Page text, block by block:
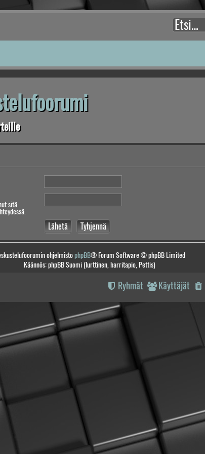
sitä
ohjelmistophpBB® Forum Software © phpBB Limited
Käännös: phpBB Suomi (lurttinen, harritapio, Pettis)
Käyttäjät
Ryhmät